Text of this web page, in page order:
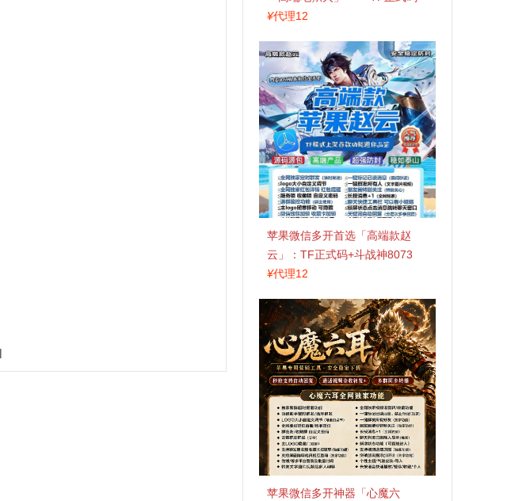
+斗战神8073包，7天退换，安全
¥代理12
苹果微信多开首选「高端款赵
云」：TF正式码+斗战神8073
包，7天退换认准拍拍卡激活码
¥代理12
苹果微信多开神器「心魔六